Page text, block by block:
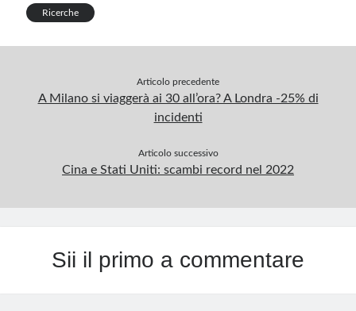
Ricerche
Articolo precedente
A Milano si viaggerà ai 30 all’ora? A Londra -25% di
incidenti
Articolo successivo
Cina e Stati Uniti: scambi record nel 2022
Sii il primo a commentare